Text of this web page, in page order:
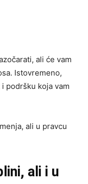
ali će vam
Istovremeno,
podršku koja vam
ali u pravcu
ali i u